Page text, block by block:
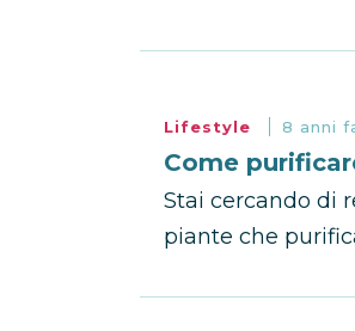
Lifestyle 8 anni
Come
Stai cercando di
piante che